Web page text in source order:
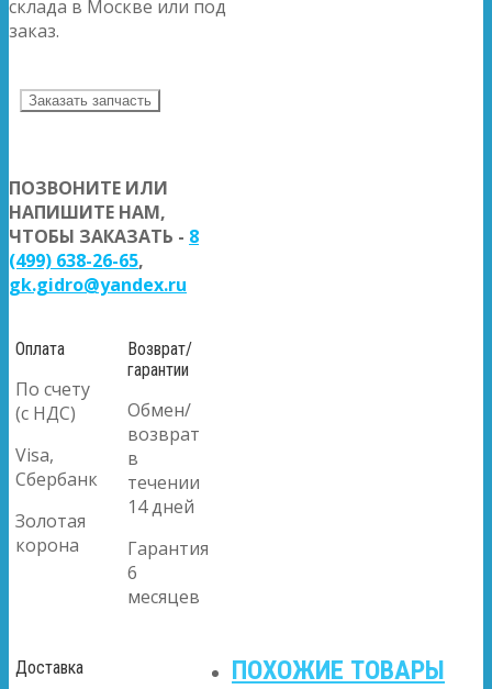
склада в Москве или под
заказ.
Заказать запчасть
ПОЗВОНИТЕ ИЛИ
НАПИШИТЕ НАМ,
ЧТОБЫ ЗАКАЗАТЬ - 8
(499) 638-26-65,
gk.gidro@yandex.ru
Оплата
По счету
(с НДС)
Visa,
Сбербанк
Золотая
корона
Возврат/
гарантии
Обмен/
возврат
в
течении
14 дней
Гарантия
6
месяцев
Доставка ПОХОЖИЕ ТОВАРЫ